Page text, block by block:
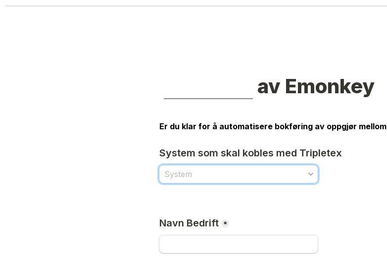
av Emonkey
Er du klar for å automatisere bokføring av oppgjør mellom
System som skal kobles med Tripletex
Navn Bedrift *